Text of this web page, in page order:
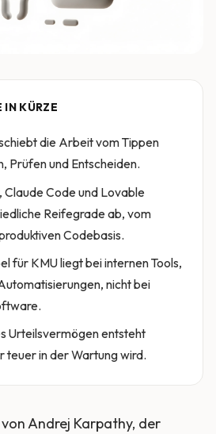
KÜRZE
die Arbeit vom Tippen
Prüfen und Entscheiden.
Claude Code und Lovable
Reifegrade ab, vom
Codebasis.
für KMU liegt bei internen Tools,
nicht bei
Urteilsvermögen entsteht
teuer in der Wartung wird.
Andrej Karpathy, der